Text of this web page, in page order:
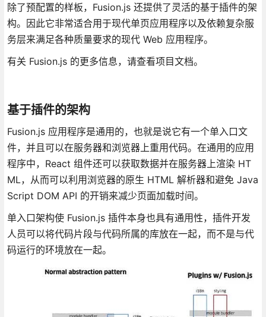
除了预配置的样板，Fusion.js 还提供了灵活的基于插件的架
构。因此它非常适合用于现代单页应用程序以及依赖复杂服
务层来满足各种质量要求的现代 Web 应用程序。
有关 Fusion.js 的更多信息，请查看项目文档。
基于插件的架构
Fusion.js 应用程序是通用的，也就是说它有一个单入口文
件，并且可以在服务器和浏览器上重用代码。在通用的应用
程序中，React 组件还可以获取数据并在服务器上渲染 HT
ML，从而可以利用浏览器的原生 HTML 解析器和避免 Java
Script DOM API 的开销来减少页面加载时间。
单入口架构使 Fusion.js 插件本身也具有通用性，插件开发
人员可以将代码片段与代码所属的库放在一起，而不是与代
码运行的环境放在一起。